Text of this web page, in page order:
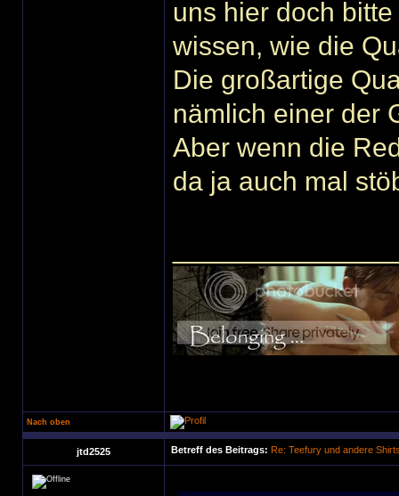
uns hier doch
wissen, wie die
Die großartige
nämlich einer der
Aber wenn die
da ja auch mal
Nach oben
jtd2525 Betreff des Beitrags: Re: Teefury und andere